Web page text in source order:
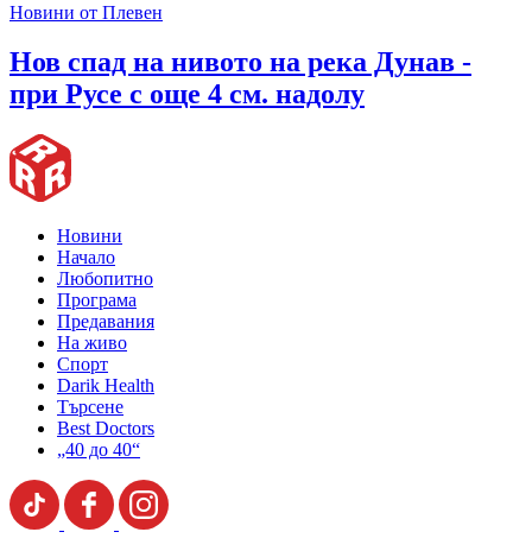
Новини от Плевен
Нов спад на нивото на река Дунав -
при Русе с още 4 см. надолу
Новини
Начало
Любопитно
Програма
Предавания
На живо
Спорт
Darik Health
Търсене
Best Doctors
„40 до 40“